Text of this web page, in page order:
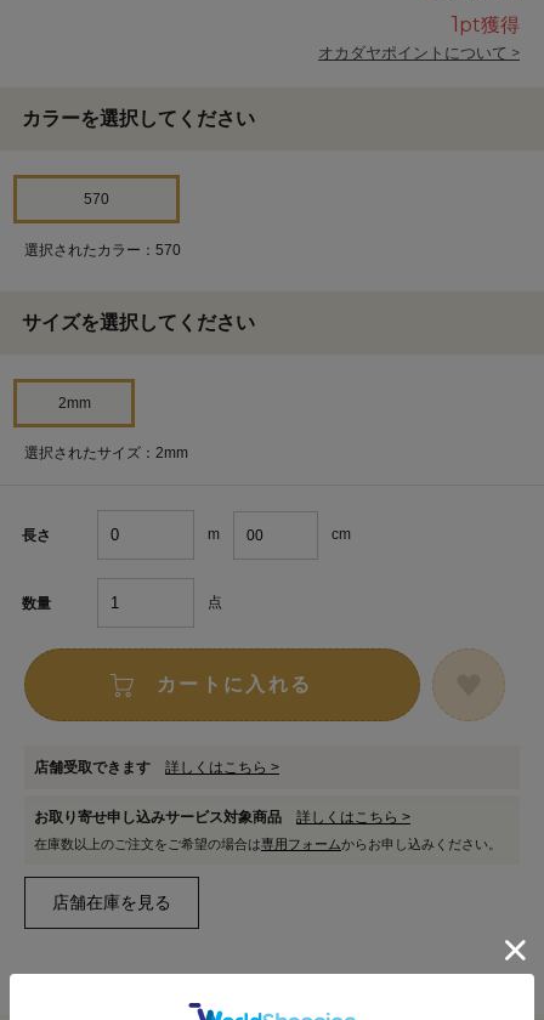
1pt獲得
オカダヤポイントについて >
カラーを選択してください
570
選択されたカラー：570
サイズを選択してください
2mm
選択されたサイズ：2mm
長さ m cm
数量 点
カートに入れる
店舗受取できます 詳しくはこちら >
お取り寄せ申し込みサービス対象商品 詳しくはこちら >
在庫数以上のご注文をご希望の場合は専用フォームからお申し込みください。